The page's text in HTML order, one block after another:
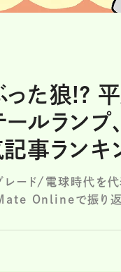
た狼!? 平
ルランプ
事ランキ
レード/電球時代を
Onlineで振り返